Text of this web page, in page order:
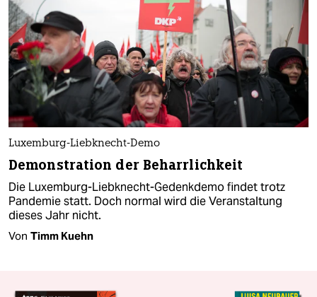
Luxemburg-Liebknecht-Demo
Demonstration der Beharrlichkeit
Die Luxemburg-Liebknecht-Gedenkdemo findet trotz
Pandemie statt. Doch normal wird die Veranstaltung
dieses Jahr nicht.
Von Timm Kuehn